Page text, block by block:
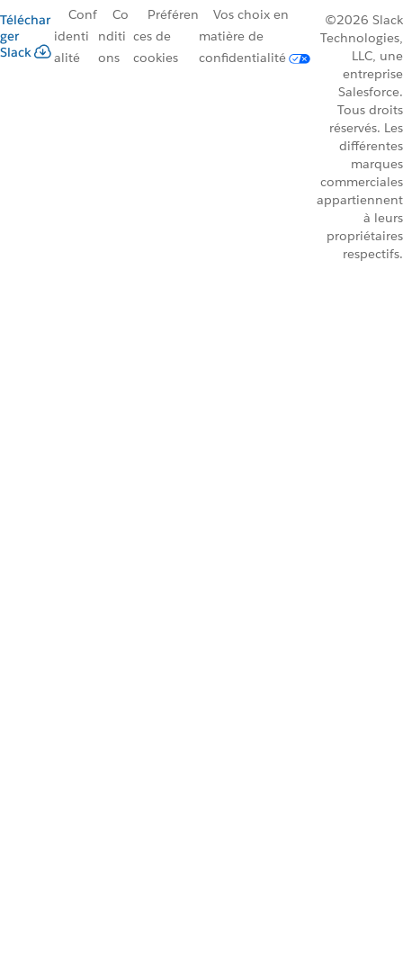
Téléchar
ger
Slack
Conf
identi
alité
Co
nditi
ons
Préféren
ces de
cookies
Vos choix en
matière de
confidentialité
©2026 Slack
Technologies,
LLC, une
entreprise
Salesforce.
Tous droits
réservés. Les
différentes
marques
commerciales
appartiennent
à leurs
propriétaires
respectifs.